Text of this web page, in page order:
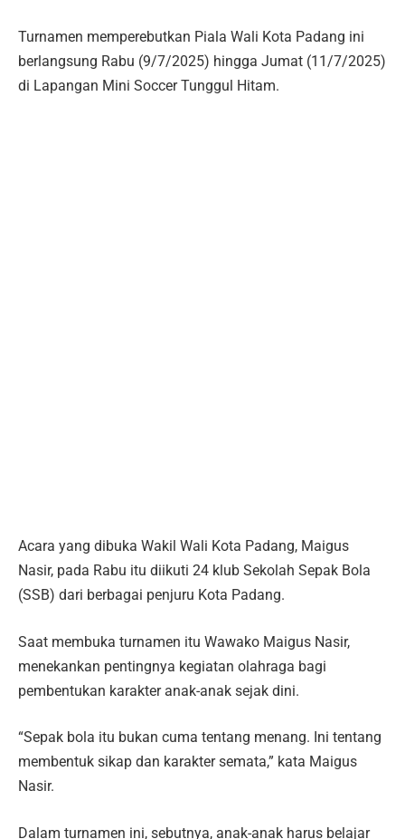
Turnamen memperebutkan Piala Wali Kota Padang ini
berlangsung Rabu (9/7/2025) hingga Jumat (11/7/2025)
di Lapangan Mini Soccer Tunggul Hitam.
Acara yang dibuka Wakil Wali Kota Padang, Maigus
Nasir, pada Rabu itu diikuti 24 klub Sekolah Sepak Bola
(SSB) dari berbagai penjuru Kota Padang.
Saat membuka turnamen itu Wawako Maigus Nasir,
menekankan pentingnya kegiatan olahraga bagi
pembentukan karakter anak-anak sejak dini.
“Sepak bola itu bukan cuma tentang menang. Ini tentang
membentuk sikap dan karakter semata,” kata Maigus
Nasir.
Dalam turnamen ini, sebutnya, anak-anak harus belajar